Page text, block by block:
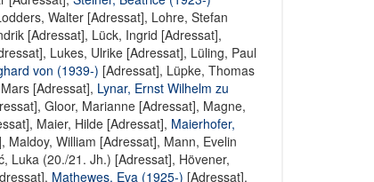
Walter [Adressat], Lohre, Stefan
[Adressat], Lück, Ingrid [Adressat],
Lukes, Ulrike [Adressat], Lüling, Paul
von (1939-) [Adressat], Lüpke, Thomas
[Adressat], Lynar, Ernst Wilhelm zu
, Gloor, Marianne [Adressat], Magne,
, Maier, Hilde [Adressat], Maierhofer,
, Maldoy, William [Adressat], Mann, Evelin
Luka (20./21. Jh.) [Adressat], Hövener,
Mathewes, Eva (1925-) [Adressat],